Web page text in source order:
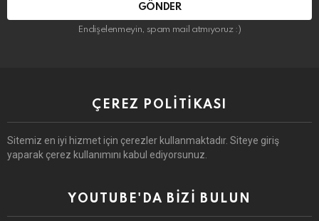
Endişelenmeyin, spam mail atmıyoruz :)
ÇEREZ POLITIKASI
Sitemiz en iyi hizmet için çerezler kullanmaktadır. Siteye giriş
yaparak çerez kullanımını kabul ediyorsunuz.
YOUTUBE'DA BIZI BULUN